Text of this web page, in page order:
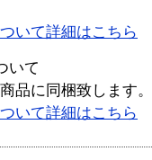
いて詳細はこちら
いて
品に同梱致します。
いて詳細はこちら